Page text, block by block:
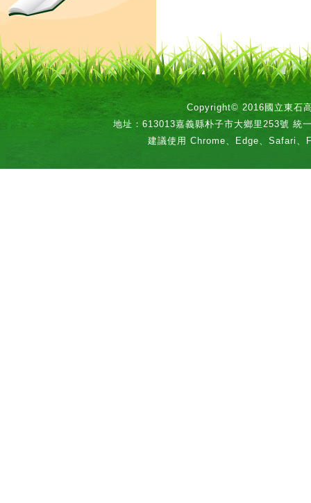
Copyright© 2016國立東石
地址：613013嘉義縣朴子市大鄉里253號 統
建議使用 Chrome、Edge、Safari